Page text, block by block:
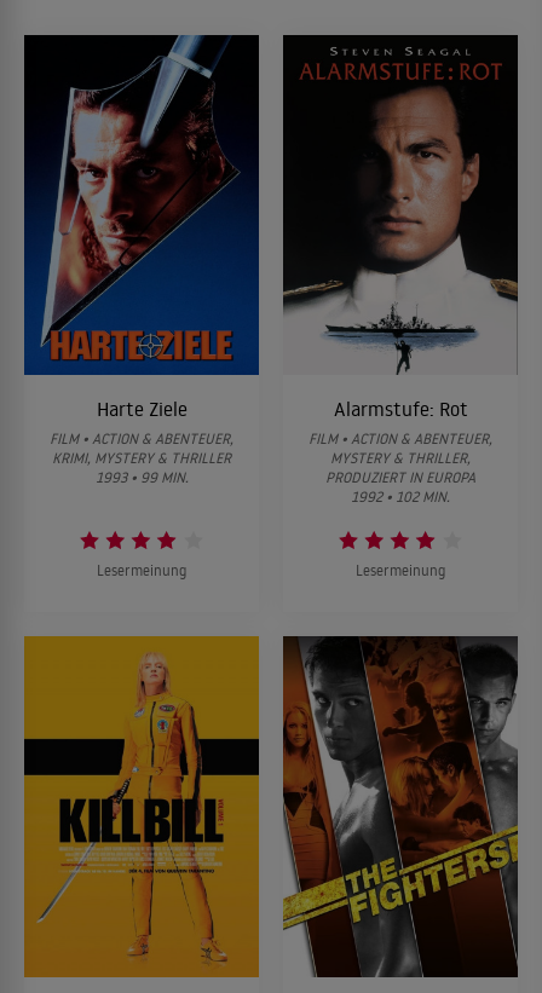
Harte Ziele
FILM • ACTION & ABENTEUER,
KRIMI, MYSTERY & THRILLER
1993 • 99 MIN.
Lesermeinung
Alarmstufe: Rot
FILM • ACTION & ABENTEUER,
MYSTERY & THRILLER,
PRODUZIERT IN EUROPA
1992 • 102 MIN.
Lesermeinung